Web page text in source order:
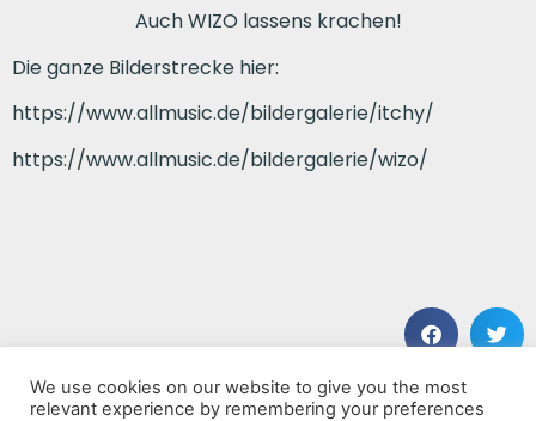
Auch WIZO lassens krachen!
Die ganze Bilderstrecke hier:
https://www.allmusic.de/bildergalerie/itchy/
https://www.allmusic.de/bildergalerie/wizo/
VORHERIGER BEITRAG NÄCHSTER BEITRAG
We use cookies on our website to give you the most
relevant experience by remembering your preferences